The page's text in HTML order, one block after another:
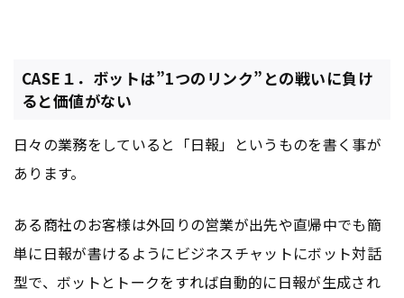
CASE１．ボットは”1つのリンク”との戦いに負け
ると価値がない
日々の業務をしていると「日報」というものを書く事が
あります。
ある商社のお客様は外回りの営業が出先や直帰中でも簡
単に日報が書けるようにビジネスチャットにボット対話
型で、ボットとトークをすれば自動的に日報が生成され